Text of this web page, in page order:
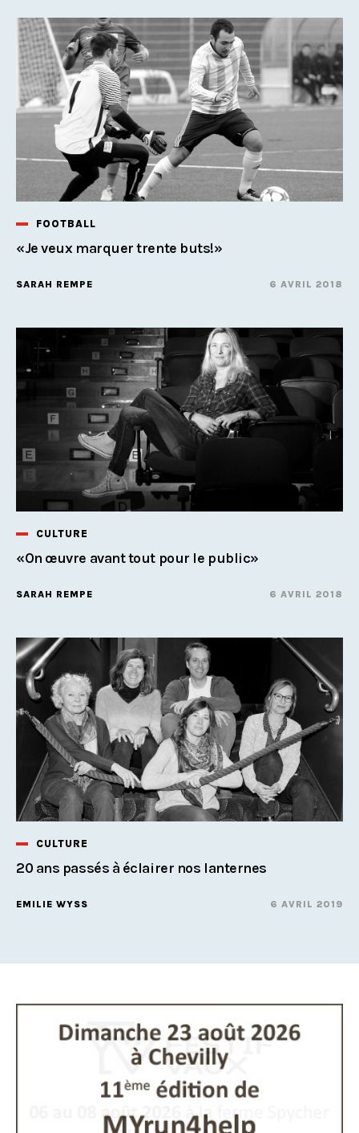
FOOTBALL
«Je veux marquer trente buts!»
SARAH REMPE 6 AVRIL 2018
CULTURE
«On œuvre avant tout pour le public»
SARAH REMPE 6 AVRIL 2018
CULTURE
20 ans passés à éclairer nos lanternes
EMILIE WYSS 6 AVRIL 2019